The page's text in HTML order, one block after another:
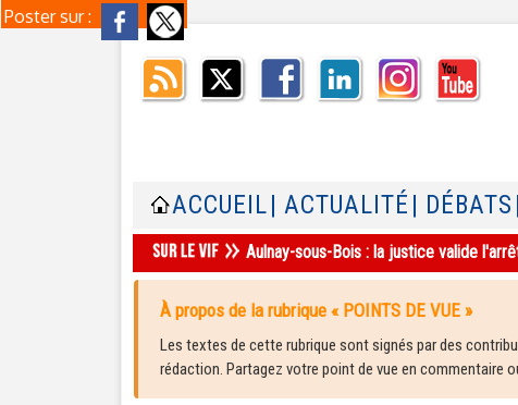
Poster sur :
ACCUEIL | ACTUALITÉ | DÉBATS
Aulnay-sous-Bois : la justice valide
À propos de la rubrique « POINTS DE VUE »
Les textes de cette rubrique sont signés par des
rédaction. Partagez votre point de vue en commentaire